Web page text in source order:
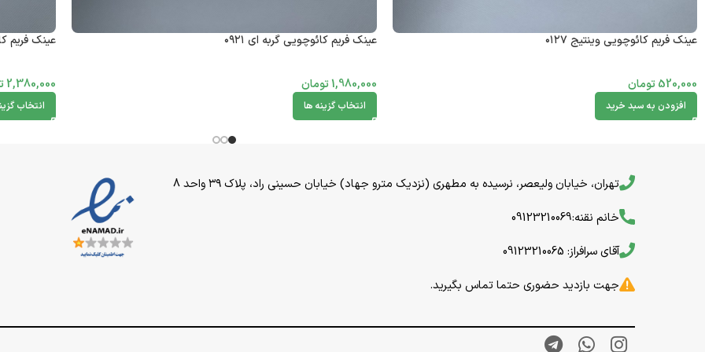
عینک فریم کائوچویی وینتیج ۰۱۲۷
520,000تومان
افزودن به سبد خرید
عینک فریم کائوچویی گربه ای ۰۹۲۱
1,980,000تومان
انتخاب گزینه ها
عینک فریم
2,380,000
انتخاب
تهران، خیابان ولیعصر، نرسیده به مطهری (نزدیک مترو جهاد) خیابان حسینی راد، پلاک ۳۹ واحد 8
خانم نقنه:09123210069
آقای سرافراز: 09123210065
جهت بازدید حضوری حتما تماس بگیرید.